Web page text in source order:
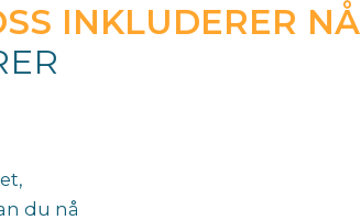
INKLUDERER NÅ
du nå